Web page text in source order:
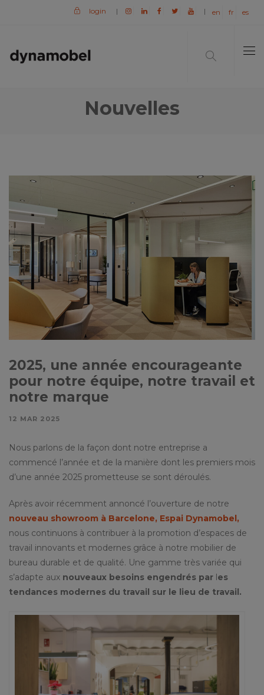
login | | en fr es
Nouvelles
2025, une année encourageante
pour notre équipe, notre travail et
notre marque
12 MAR 2025
Nous parlons de la façon dont notre entreprise a
commencé l’année et de la manière dont les premiers mois
d’une année 2025 prometteuse se sont déroulés.
Après avoir récemment annoncé l’ouverture de notre
nouveau showroom à Barcelone, Espai Dynamobel,
nous continuons à contribuer à la promotion d’espaces de
travail innovants et modernes grâce à notre mobilier de
bureau durable et de qualité. Une gamme très variée qui
s’adapte aux nouveaux besoins engendrés par les
tendances modernes du travail sur le lieu de travail.